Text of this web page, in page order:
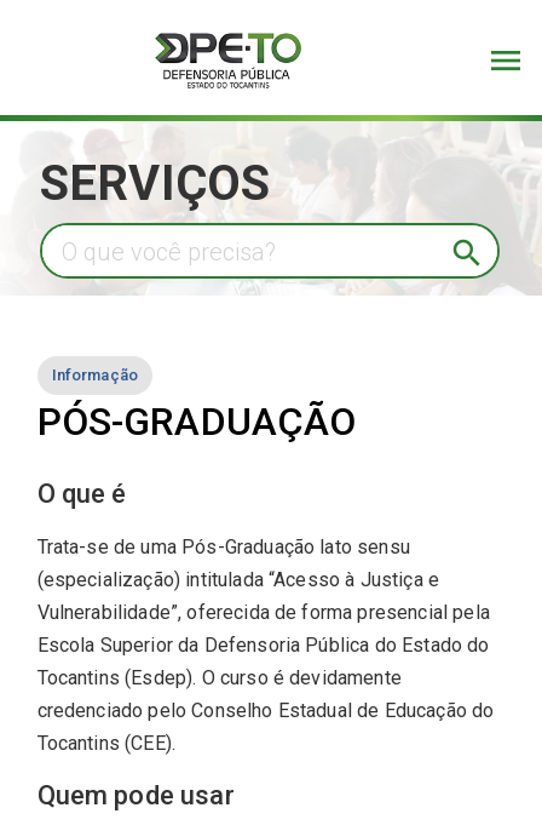
menu
SERVIÇOS
search
Informação
PÓS-GRADUAÇÃO
O que é
Trata-se de uma Pós-Graduação lato sensu
(especialização) intitulada “Acesso à Justiça e
Vulnerabilidade”, oferecida de forma presencial pela
Escola Superior da Defensoria Pública do Estado do
Tocantins (Esdep). O curso é devidamente
credenciado pelo Conselho Estadual de Educação do
Tocantins (CEE).
Quem pode usar